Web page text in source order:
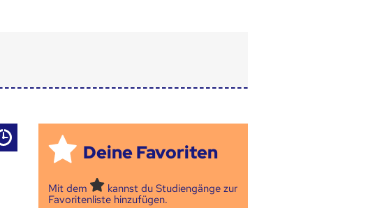
Deine Favoriten
Mit dem
kannst du Studiengänge zur
Favoritenliste hinzufügen.